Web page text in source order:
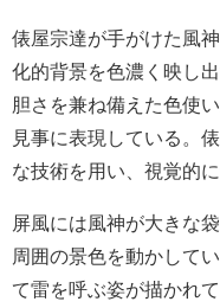
俵屋宗達が手がけた風
化的背景を色濃く映し
胆さを兼ね備えた色使
見事に表現している。
な技術を用い、視覚的
屏風には風神が大きな
周囲の景色を動かして
て雷を呼ぶ姿が描かれ